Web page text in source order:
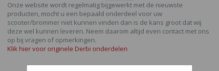
Onze website wordt regelmatig bijgewerkt met de nieuwste
producten, mocht u een bepaald onderdeel voor uw
scooter/brommer niet kunnen vinden dan is de kans groot dat wij
deze wel kunnen leveren. Neem daarom altijd even contact met ons
op bij vragen of opmerkingen.
Klik hier voor originele Derbi onderdelen